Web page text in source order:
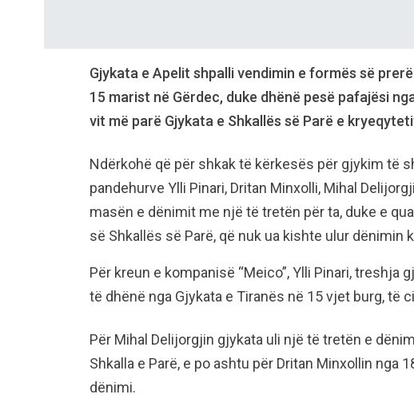
Gjykata e Apelit shpalli vendimin e formës së
15 marist në Gërdec, duke dhënë pesë pafajësi
vit më parë Gjykata e Shkallës së Parë e
Ndërkohë që për shkak të kërkesës për gjykim të
pandehurve Ylli Pinari, Dritan Minxolli, Mihal
masën e dënimit me një të tretën për ta, duke e
së Shkallës së Parë, që nuk ua kishte ulur dënimin
Për kreun e kompanisë “Meico”, Ylli Pinari, treshja
të dhënë nga Gjykata e Tiranës në 15 vjet burg, të
Për Mihal Delijorgjin gjykata uli një të tretën e
Shkalla e Parë, e po ashtu për Dritan Minxollin nga
dënimi.